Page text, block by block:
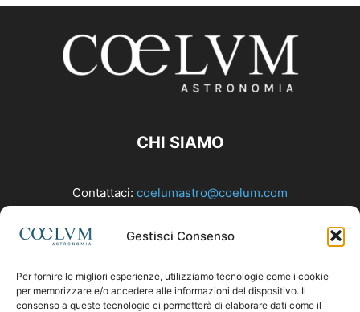
Gestisci Consenso
Per fornire le migliori esperienze, utilizziamo tecnologie come i cookie
per memorizzare e/o accedere alle informazioni del dispositivo. Il
consenso a queste tecnologie ci permetterà di elaborare dati come il
CHI SIAMO
Contattaci: coelumastro@coelum.com
SEGUICI